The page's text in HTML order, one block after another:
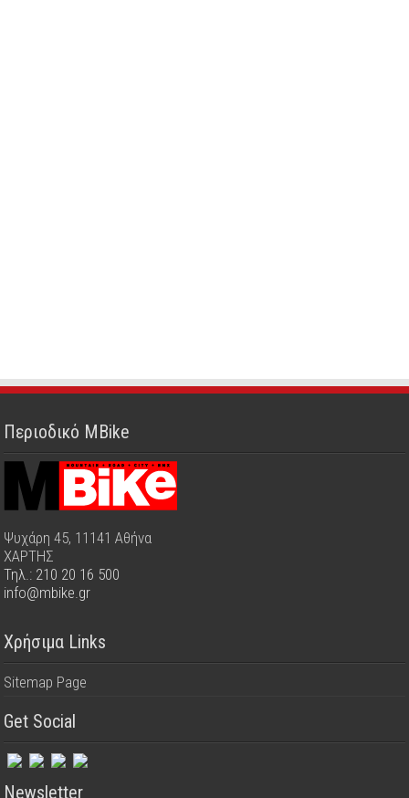
Περιοδικό MBike
Ψυχάρη 45, 11141 Αθήνα
ΧΑΡΤΗΣ
Τηλ.: 210 20 16 500
info@mbike.gr
Χρήσιμα Links
Sitemap Page
Get Social
Newsletter